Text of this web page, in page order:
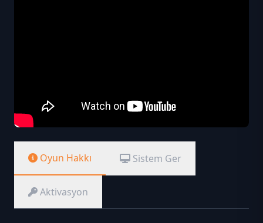
Oyun Hakkı Sistem Ger
Aktivasyon